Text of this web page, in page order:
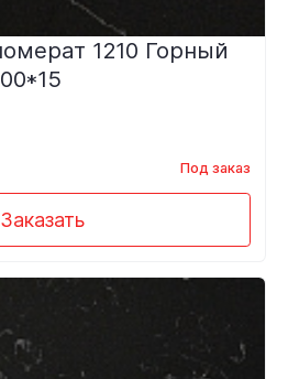
1210 Горный
Под заказ
Заказать